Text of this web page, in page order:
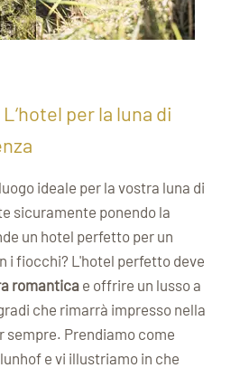
per la luna di
ideale per la vostra luna di
sicuramente ponendo la
un hotel perfetto per un
i fiocchi? L'hotel perfetto deve
romanticae offrire un lusso a
che rimarrà impresso nella
sempre. Prendiamo come
e vi illustriamo in che